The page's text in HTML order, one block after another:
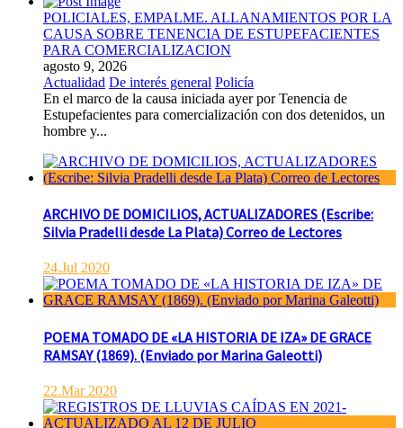
POLICIALES, EMPALME. ALLANAMIENTOS POR LA
CAUSA SOBRE TENENCIA DE ESTUPEFACIENTES
PARA COMERCIALIZACION
agosto 9, 2026
Actualidad De interés general Policía
En el marco de la causa iniciada ayer por Tenencia de
Estupefacientes para comercialización con dos detenidos, un
hombre y...
ARCHIVO DE DOMICILIOS, ACTUALIZADORES (Escribe:
Silvia Pradelli desde La Plata) Correo de Lectores
24.Jul 2020
POEMA TOMADO DE «LA HISTORIA DE IZA» DE GRACE
RAMSAY (1869). (Enviado por Marina Galeotti)
22.Mar 2020